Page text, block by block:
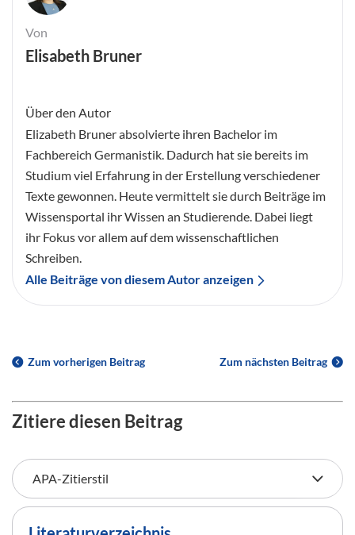
Von
Elisabeth Bruner
Über den Autor
Elizabeth Bruner absolvierte ihren Bachelor im
Fachbereich Germanistik. Dadurch hat sie bereits im
Studium viel Erfahrung in der Erstellung verschiedener
Texte gewonnen. Heute vermittelt sie durch Beiträge im
Wissensportal ihr Wissen an Studierende. Dabei liegt
ihr Fokus vor allem auf dem wissenschaftlichen
Schreiben.
Alle Beiträge von diesem Autor anzeigen
Zum vorherigen Beitrag Zum nächsten Beitrag
Zitiere diesen Beitrag